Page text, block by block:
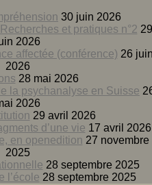
30 juin 2026
et pratiques n°2 29
2026
affectée (conférence) 26
2026
28 mai 2026
la psychanalyse en Suisse
2026
29 avril 2026
d’une vie 17 avril 2026
en openedition 27 novembre
2025
28 septembre 2025
l’école 28 septembre 2025